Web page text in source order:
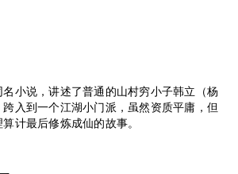
小说，讲述了普通的山村穷小子韩立（杨
入到一个江湖小门派，虽然资质平庸，但
计最后修炼成仙的故事。